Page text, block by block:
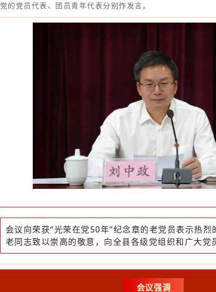
党的党员代表、团员青年代表分别作发言。
会议向荣获“光荣在党50年”纪念章的老党员表示热烈
老同志致以崇高的敬意，向全县各级党组织和广大党
会议强调